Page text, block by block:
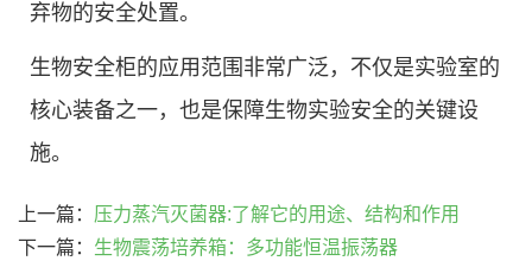
弃物的安全处置。
生物安全柜的应用范围非常广泛，不仅是实验室的
核心装备之一，也是保障生物实验安全的关键设
施。
上一篇： 压力蒸汽灭菌器:了解它的用途、结构和作用
下一篇： 生物震荡培养箱：多功能恒温振荡器